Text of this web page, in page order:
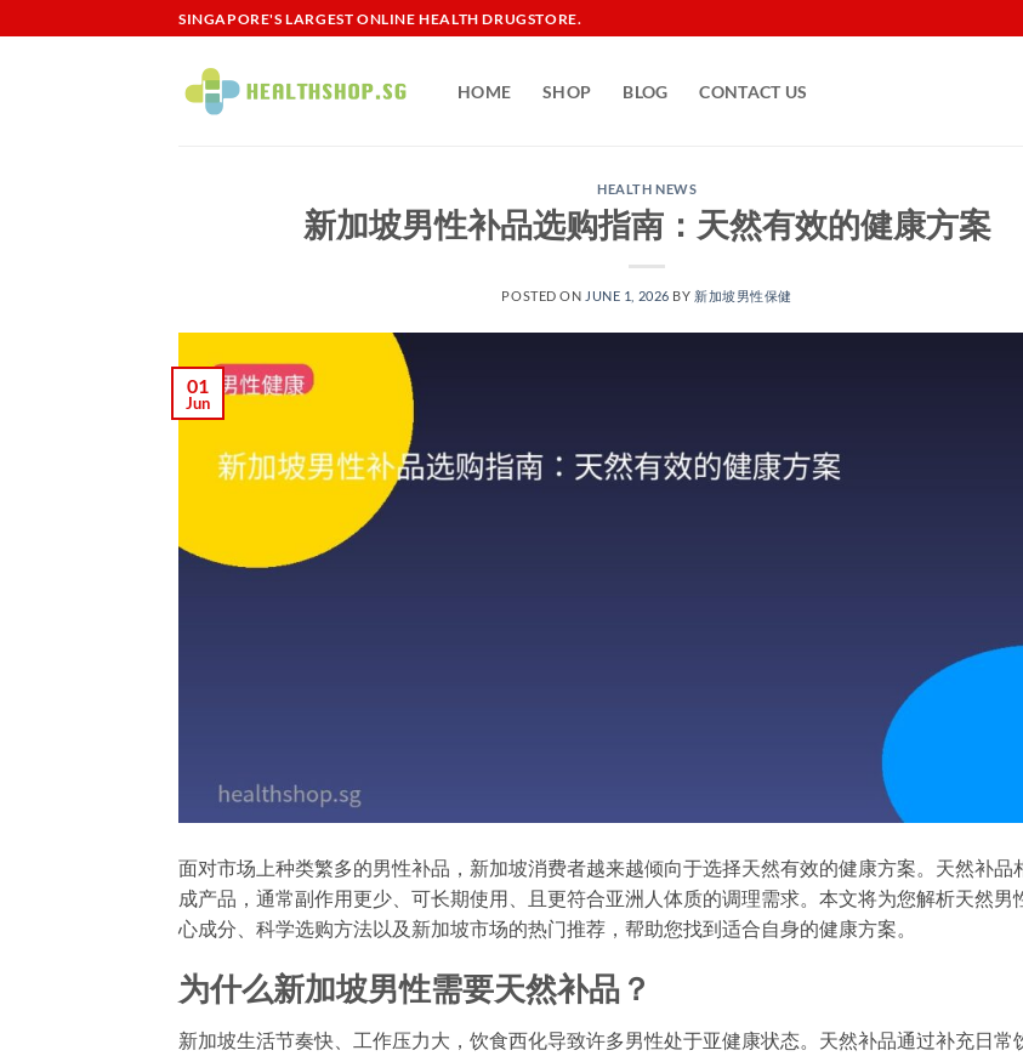
to
SINGAPORE'S LARGEST ONLINE HEALTH DRUGSTORE.
HOME SHOP BLOG CONTACT US
HEALTH NEWS
新加坡男性补品选购指南：天然有效的健康方案
POSTED ON JUNE 1, 2026 BY 新加坡男性保健​
01
Jun
面对市场上种类繁多的男性补品，新加坡消费者越来越倾向于选择天然有效的健康方案。天然补品
成产品，通常副作用更少、可长期使用、且更符合亚洲人体质的调理需求。本文将为您解析天然男
心成分、科学选购方法以及新加坡市场的热门推荐，帮助您找到适合自身的健康方案。
为什么新加坡男性需要天然补品？
新加坡生活节奏快、工作压力大，饮食西化导致许多男性处于亚健康状态。天然补品通过补充日常